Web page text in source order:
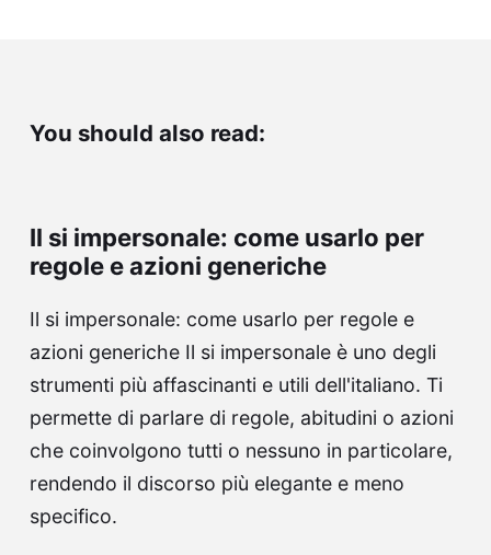
You should also read:
Il si impersonale: come usarlo per
regole e azioni generiche
Il si impersonale: come usarlo per regole e
azioni generiche Il si impersonale è uno degli
strumenti più affascinanti e utili dell'italiano. Ti
permette di parlare di regole, abitudini o azioni
che coinvolgono tutti o nessuno in particolare,
rendendo il discorso più elegante e meno
specifico.